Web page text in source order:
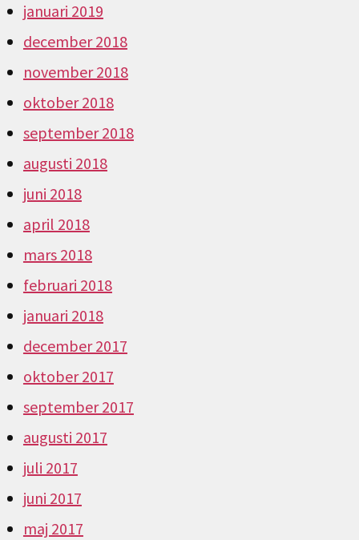
januari 2019
december 2018
november 2018
oktober 2018
september 2018
augusti 2018
juni 2018
april 2018
mars 2018
februari 2018
januari 2018
december 2017
oktober 2017
september 2017
augusti 2017
juli 2017
juni 2017
maj 2017